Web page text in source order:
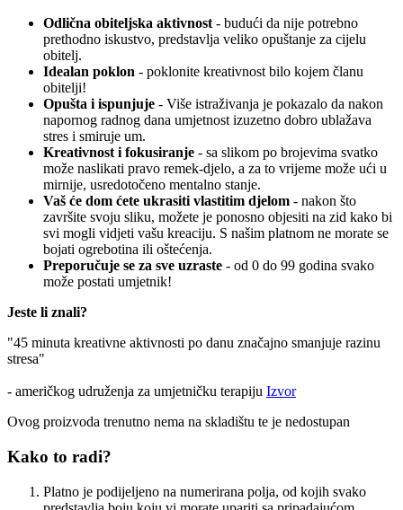
Odlična obiteljska aktivnost- budući da nije potrebno
prethodno iskustvo, predstavlja veliko opuštanje za cijelu
obitelj.
Idealan poklon - poklonite kreativnost bilo kojem članu
obitelji!
Opušta i ispunjuje - Više istraživanja je pokazalo da nakon
napornog radnog dana umjetnost izuzetno dobro ublažava
stres i smiruje um.
Kreativnost i fokusiranje - sa slikom po brojevima svatko
može naslikati pravo remek-djelo, a za to vrijeme može ući u
mirnije, usredotočeno mentalno stanje.
Vaš će dom ćete ukrasiti vlastitim djelom - nakon što
završite svoju sliku, možete je ponosno objesiti na zid kako bi
svi mogli vidjeti vašu kreaciju. S našim platnom ne morate se
bojati ogrebotina ili oštećenja.
Preporučuje se za sve uzraste - od 0 do 99 godina svako
može postati umjetnik!
Jeste li znali?
"45 minuta kreativne aktivnosti po danu značajno smanjuje razinu
stresa"
- američkog udruženja za umjetničku terapiju Izvor
Ovog proizvoda trenutno nema na skladištu te je nedostupan
Kako to radi?
Platno je podijeljeno na numerirana polja, od kojih svako